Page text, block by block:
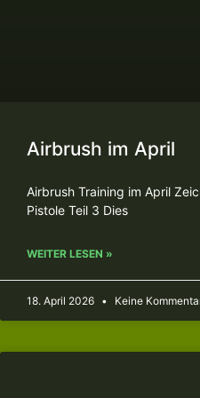
Airbrush im April
Airbrush Training im April
Pistole Teil 3 Dies
WEITER LESEN »
18. April 2026 Keine